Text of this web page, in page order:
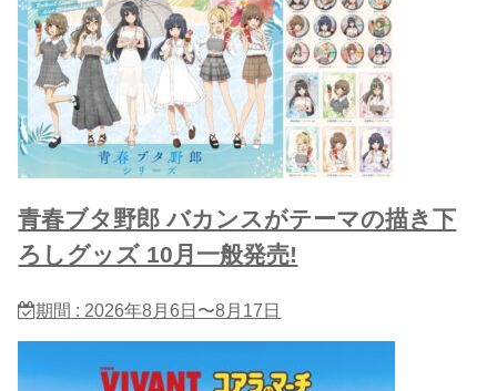
青春ブタ野郎 バカンスがテーマの描き下
ろしグッズ 10月一般発売!
期間 : 2026年8月6日〜8月17日